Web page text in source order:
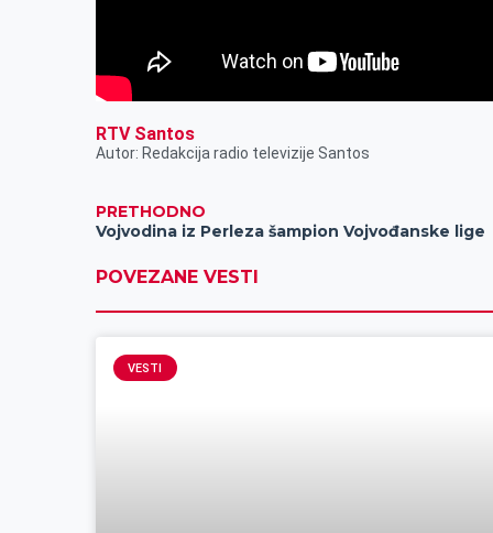
RTV Santos
Autor: Redakcija radio televizije Santos
PRETHODNO
Vojvodina iz Perleza šampion Vojvođanske lige
POVEZANE VESTI
VESTI